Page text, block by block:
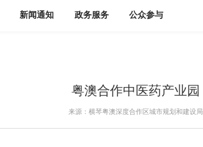
新闻通知 政务服务 公众参与
粤澳合作中医药产业园
来源：横琴粤澳深度合作区城市规划和建设局